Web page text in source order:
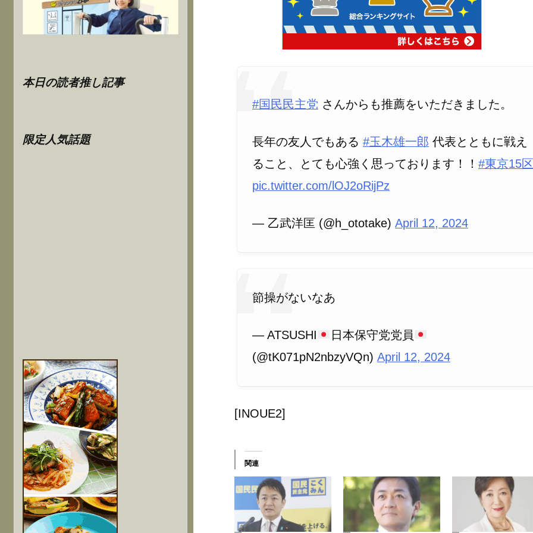
#国民民主党 さんからも推薦をいただきました。
長年の友人でもある #玉木雄一郎 代表とともに戦え
ること、とても心強く思っております！！ #東京15区
pic.twitter.com/lOJ2oRijPz
— 乙武洋匡 (@h_ototake) April 12, 2024
節操がないなあ
— ATSUSHI
日本保守党党員
(@tK071pN2nbzyVQn) April 12, 2024
[INOUE2]
関連
本日の読者推し記事
限定人気話題